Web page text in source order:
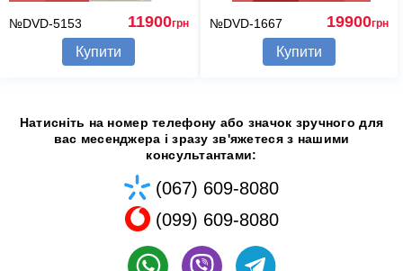
№DVD-5153 11900грн
Купити
№DVD-1667 19900грн
Купити
Натисніть на номер телефону або значок зручного для
вас месенджера і зразу зв'яжетеся з нашими
консультантами:
(067) 609-8080
(099) 609-8080